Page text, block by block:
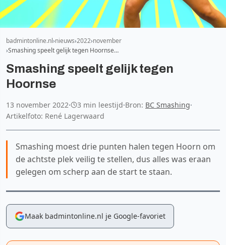
badmintonline.nl nieuws 2022 november
Smashing speelt gelijk tegen Hoornse…
Smashing speelt gelijk tegen
Hoornse
13 november 2022· 3 min leestijd·Bron: BC Smashing·
Artikelfoto: René Lagerwaard
Smashing moest drie punten halen tegen Hoorn om
de achtste plek veilig te stellen, dus alles was eraan
gelegen om scherp aan de start te staan.
Maak badmintonline.nl je Google-favoriet